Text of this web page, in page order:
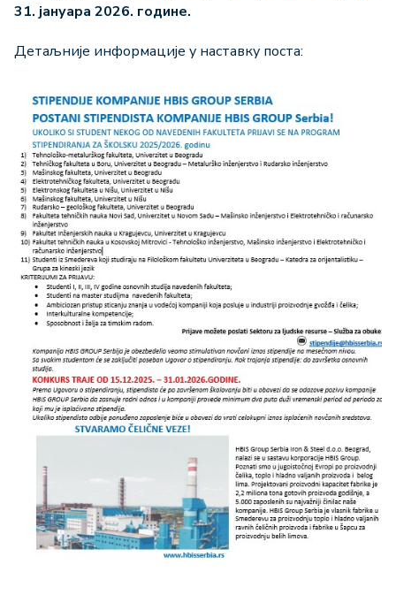
31. јануара 2026. године.
Детаљније информације у наставку поста: